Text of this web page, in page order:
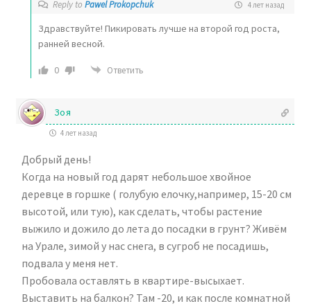
Reply to Pawel Prokopchuk 4 лет назад
Здравствуйте! Пикировать лучше на второй год роста,
ранней весной.
0 Ответить
Зоя
4 лет назад
Добрый день!
Когда на новый год дарят небольшое хвойное
деревце в горшке ( голубую елочку,например, 15-20 см
высотой, или тую), как сделать, чтобы растение
выжило и дожило до лета до посадки в грунт? Живём
на Урале, зимой у нас снега, в сугроб не посадишь,
подвала у меня нет.
Пробовала оставлять в квартире-высыхает.
Выставить на балкон? Там -20, и как после комнатной